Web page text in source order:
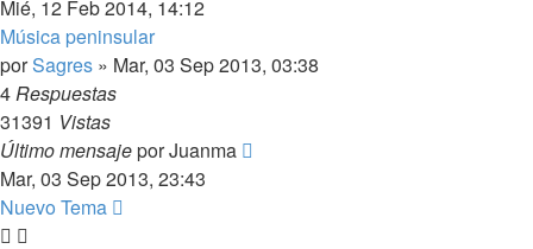
Mié, 12 Feb 2014, 14:12
Música peninsular
porSagres » Mar, 03 Sep 2013, 03:38
4Respuestas
31391 Vistas
Último mensajeporJuanma
Mar, 03 Sep 2013, 23:43
Nuevo Tema